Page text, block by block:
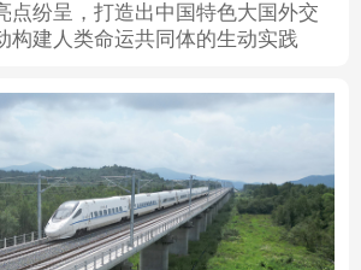
娱乐 时尚 悦读
点纷呈，打造出中国特色大国外交
构建人类命运共同体的生动实践